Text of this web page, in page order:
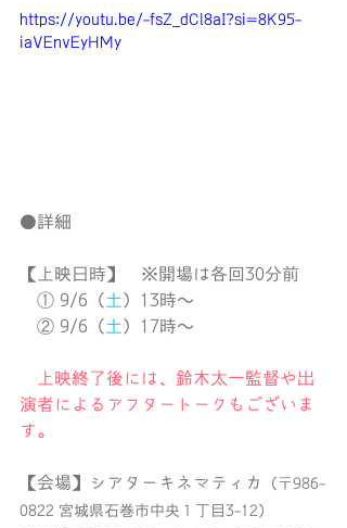
https://youtu.be/-fsZ_dCl8aI?si=8K95-
iaVEnvEyHMy
●詳細
【上映日時】　※開場は各回30分前
① 9/6（土）13時〜
② 9/6（土）17時〜
上映終了後には、鈴木太一監督や出
演者によるアフタートークもございま
す。
【会場】シアターキネマティカ
（〒986-
0822 宮城県石巻市中央１丁目3-12）